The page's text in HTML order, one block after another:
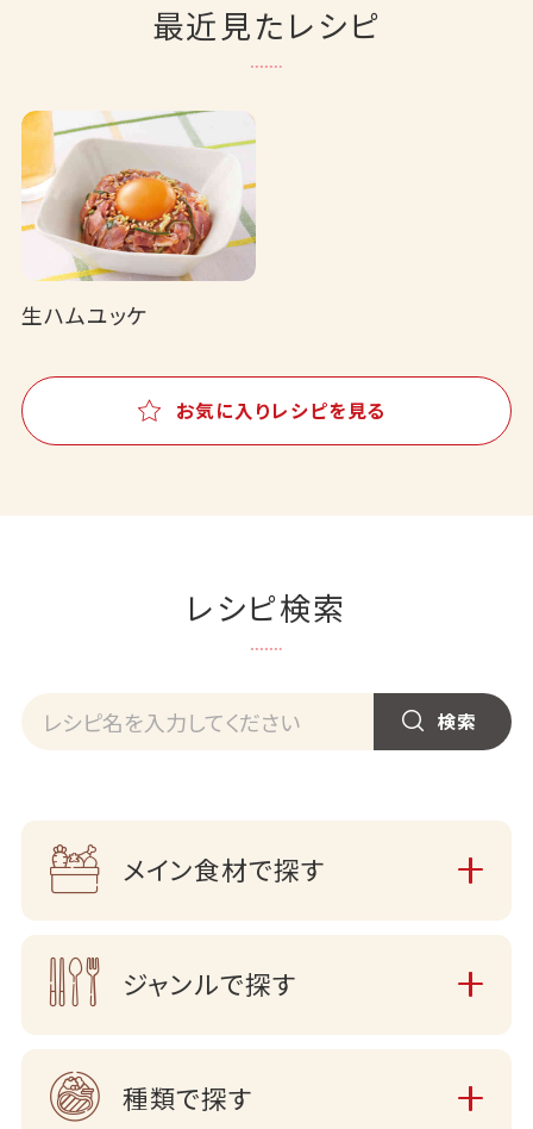
最近見たレシピ
生ハムユッケ
お気に入りレシピを見る
レシピ検索
メイン食材で探す
ジャンルで探す
種類で探す